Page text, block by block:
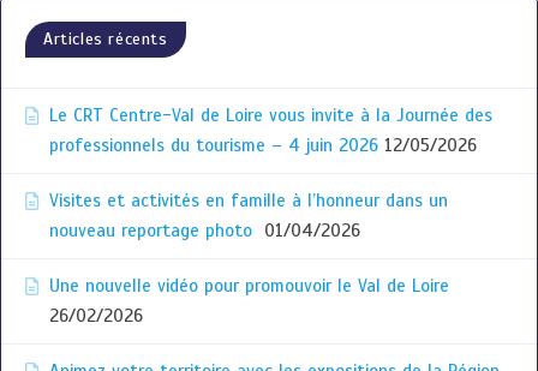
Articles récents
Le CRT Centre-Val de Loire vous invite à la Journée des
professionnels du tourisme – 4 juin 2026 12/05/2026
Visites et activités en famille à l’honneur dans un
nouveau reportage photo
01/04/2026
Une nouvelle vidéo pour promouvoir le Val de Loire
26/02/2026